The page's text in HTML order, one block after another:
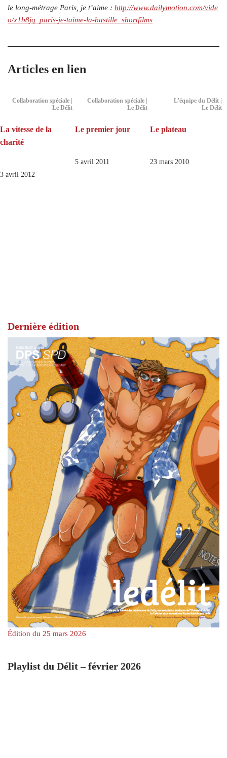
le long-métrage Paris, je t’aime : http://​www​.dailymotion​.com/​v​i​d​e​
o​/​x​1​b​8​j​q​_​p​a​r​i​s​-​j​e​-​t​a​i​m​e​-​l​a​-​b​a​s​t​i​l​l​e​_​s​h​o​r​t​f​i​lms
Articles en lien
Collaboration spéciale |
Le Délit
La vitesse de la
charité
3 avril 2012
Collaboration spéciale |
Le Délit
Le premier jour
5 avril 2011
L’équipe du Délit |
Le Délit
Le plateau
23 mars 2010
Dernière édition
Édition du 25 mars 2026
Playlist du Délit – février 2026